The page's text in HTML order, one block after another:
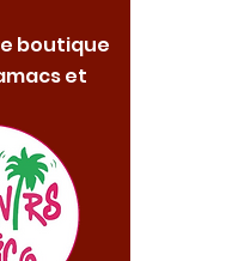
boutique
et